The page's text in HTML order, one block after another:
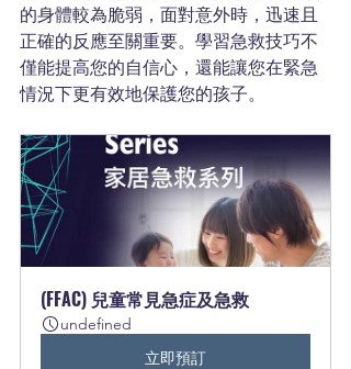
的身體較為脆弱，面對意外時，迅速且
正確的反應至關重要。學習急救技巧不
僅能提高您的自信心，還能讓您在緊急
情況下更有效地保護您的孩子。
(FFAC) 兒童常見急症及急救
undefined
立即預訂